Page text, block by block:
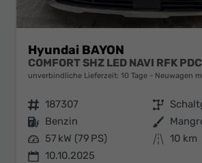
Hyundai BAYON
COMFORT SHZ LED NAVI RFK
unverbindliche Lieferzeit: 10 Tage Neuwagen
Fahrzeugnr. 187307 Getriebe
Kraftstoff Benzin Außenfarbe
Leistung 57 kW (79 PS) Kilometerstand 10 km
10.10.2025